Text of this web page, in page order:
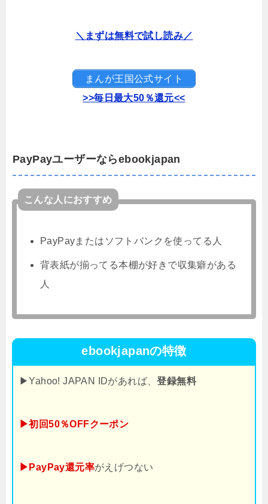
＼まずは無料で試し読み／
まんが王国公式サイト
>>毎日最大50％還元<<
PayPayユーザーならebookjapan
こんな人におすすめ
PayPayまたはソフトバンクを使ってる人
背表紙が揃ってる本棚が好きで収集癖がある
人
ebookjapanの特徴
▶Yahoo! JAPAN IDがあれば、登録無料
▶初回50％OFFクーポン
▶PayPay還元率がえげつない